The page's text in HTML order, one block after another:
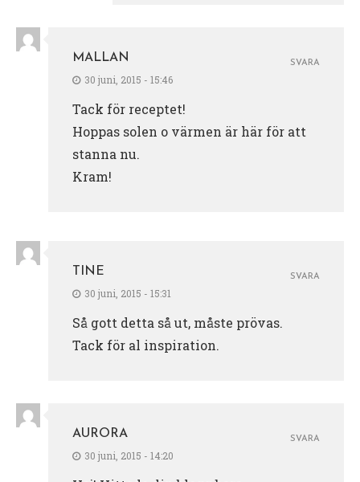
MALLAN
30 juni, 2015 - 15:46
Tack för receptet!
Hoppas solen o värmen är här för att
stanna nu.
Kram!
SVARA
TINE
30 juni, 2015 - 15:31
Så gott detta så ut, måste prövas.
Tack för al inspiration.
SVARA
AURORA
30 juni, 2015 - 14:20
SVARA